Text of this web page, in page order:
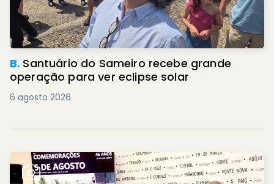
B. Santuário do Sameiro recebe grande
operação para ver eclipse solar
6 agosto 2026